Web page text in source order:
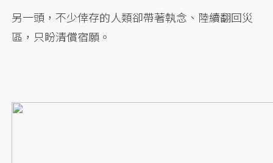
另一頭，不少倖存的人類卻帶著執念、陸續翻回災
區，只盼清償宿願。